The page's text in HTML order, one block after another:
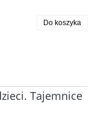
Do koszyka
Tajemnice